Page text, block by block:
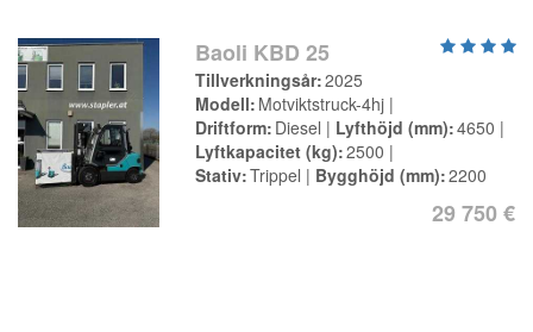
Baoli KBD 25
Tillverkningsår 2025
Modell Motviktstruck-4hj
Driftform Diesel Lyfthöjd (mm) 4650
Lyftkapacitet (kg) 2500
Stativ Trippel Bygghöjd (mm) 2200
29 750 €